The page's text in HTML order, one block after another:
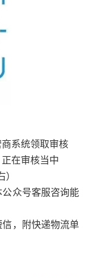
系统领取审核
在审核当中
众号客服咨询能
，附快递物流单